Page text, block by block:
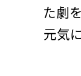
た劇
元気